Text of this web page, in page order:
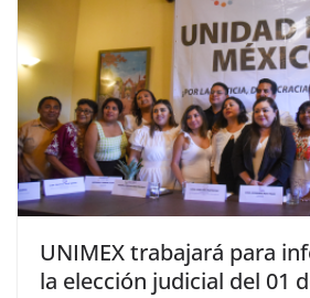
UNIMEX trabajará para
la elección judicial del 01